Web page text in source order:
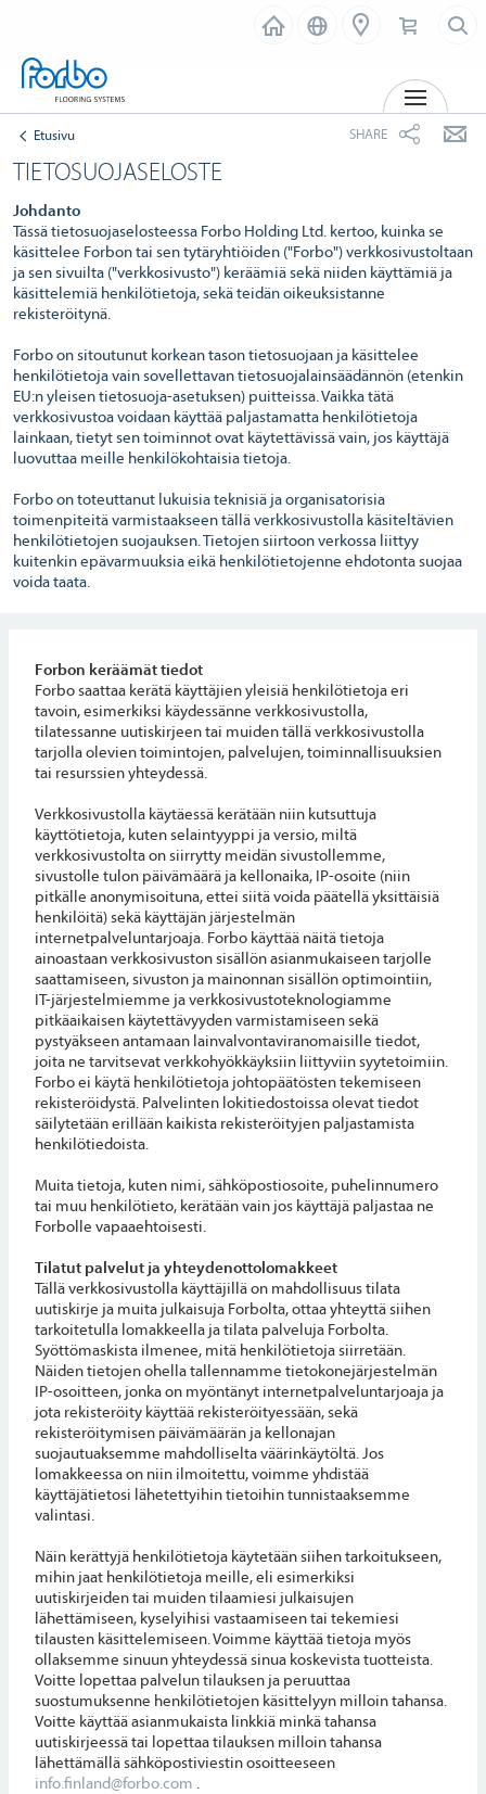
Etusivu SHARE
TIETOSUOJASELOSTE
Johdanto
Tässä tietosuojaselosteessa Forbo Holding Ltd. kertoo, kuinka se
käsittelee Forbon tai sen tytäryhtiöiden ("Forbo") verkkosivustoltaan
ja sen sivuilta ("verkkosivusto") keräämiä sekä niiden käyttämiä ja
käsittelemiä henkilötietoja, sekä teidän oikeuksistanne
rekisteröitynä.
Forbo on sitoutunut korkean tason tietosuojaan ja käsittelee
henkilötietoja vain sovellettavan tietosuojalainsäädännön (etenkin
EU:n yleisen tietosuoja-asetuksen) puitteissa. Vaikka tätä
verkkosivustoa voidaan käyttää paljastamatta henkilötietoja
lainkaan, tietyt sen toiminnot ovat käytettävissä vain, jos käyttäjä
luovuttaa meille henkilökohtaisia tietoja.
Forbo on toteuttanut lukuisia teknisiä ja organisatorisia
toimenpiteitä varmistaakseen tällä verkkosivustolla käsiteltävien
henkilötietojen suojauksen. Tietojen siirtoon verkossa liittyy
kuitenkin epävarmuuksia eikä henkilötietojenne ehdotonta suojaa
voida taata.
Forbon keräämät tiedot
Forbo saattaa kerätä käyttäjien yleisiä henkilötietoja eri
tavoin, esimerkiksi käydessänne verkkosivustolla,
tilatessanne uutiskirjeen tai muiden tällä verkkosivustolla
tarjolla olevien toimintojen, palvelujen, toiminnallisuuksien
tai resurssien yhteydessä.
Verkkosivustolla käytäessä kerätään niin kutsuttuja
käyttötietoja, kuten selaintyyppi ja versio, miltä
verkkosivustolta on siirrytty meidän sivustollemme,
sivustolle tulon päivämäärä ja kellonaika, IP-osoite (niin
pitkälle anonymisoituna, ettei siitä voida päätellä yksittäisiä
henkilöitä) sekä käyttäjän järjestelmän
internetpalveluntarjoaja. Forbo käyttää näitä tietoja
ainoastaan verkkosivuston sisällön asianmukaiseen tarjolle
saattamiseen, sivuston ja mainonnan sisällön optimointiin,
IT-järjestelmiemme ja verkkosivustoteknologiamme
pitkäaikaisen käytettävyyden varmistamiseen sekä
pystyäkseen antamaan lainvalvontaviranomaisille tiedot,
joita ne tarvitsevat verkkohyökkäyksiin liittyviin syytetoimiin.
Forbo ei käytä henkilötietoja johtopäätösten tekemiseen
rekisteröidystä. Palvelinten lokitiedostoissa olevat tiedot
säilytetään erillään kaikista rekisteröityjen paljastamista
henkilötiedoista.
Muita tietoja, kuten nimi, sähköpostiosoite, puhelinnumero
tai muu henkilötieto, kerätään vain jos käyttäjä paljastaa ne
Forbolle vapaaehtoisesti.
Tilatut palvelut ja yhteydenottolomakkeet
Tällä verkkosivustolla käyttäjillä on mahdollisuus tilata
uutiskirje ja muita julkaisuja Forbolta, ottaa yhteyttä siihen
tarkoitetulla lomakkeella ja tilata palveluja Forbolta.
Syöttömaskista ilmenee, mitä henkilötietoja siirretään.
Näiden tietojen ohella tallennamme tietokonejärjestelmän
IP-osoitteen, jonka on myöntänyt internetpalveluntarjoaja ja
jota rekisteröity käyttää rekisteröityessään, sekä
rekisteröitymisen päivämäärän ja kellonajan
suojautuaksemme mahdolliselta väärinkäytöltä. Jos
lomakkeessa on niin ilmoitettu, voimme yhdistää
käyttäjätietosi lähetettyihin tietoihin tunnistaaksemme
valintasi.
Näin kerättyjä henkilötietoja käytetään siihen tarkoitukseen,
mihin jaat henkilötietoja meille, eli esimerkiksi
uutiskirjeiden tai muiden tilaamiesi julkaisujen
lähettämiseen, kyselyihisi vastaamiseen tai tekemiesi
tilausten käsittelemiseen. Voimme käyttää tietoja myös
ollaksemme sinuun yhteydessä sinua koskevista tuotteista.
Voitte lopettaa palvelun tilauksen ja peruuttaa
suostumuksenne henkilötietojen käsittelyyn milloin tahansa.
Voitte käyttää asianmukaista linkkiä minkä tahansa
uutiskirjeessä tai lopettaa tilauksen milloin tahansa
lähettämällä sähköpostiviestin osoitteeseen
info.finland@forbo.com